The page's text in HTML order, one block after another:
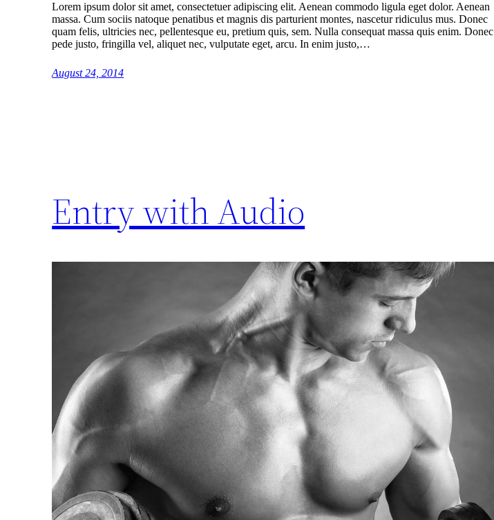
Lorem ipsum dolor sit amet, consectetuer adipiscing elit. Aenean commodo ligula eget dolor. Aenean
massa. Cum sociis natoque penatibus et magnis dis parturient montes, nascetur ridiculus mus. Donec
quam felis, ultricies nec, pellentesque eu, pretium quis, sem. Nulla consequat massa quis enim. Donec
pede justo, fringilla vel, aliquet nec, vulputate eget, arcu. In enim justo,…
August 24, 2014
Entry with Audio